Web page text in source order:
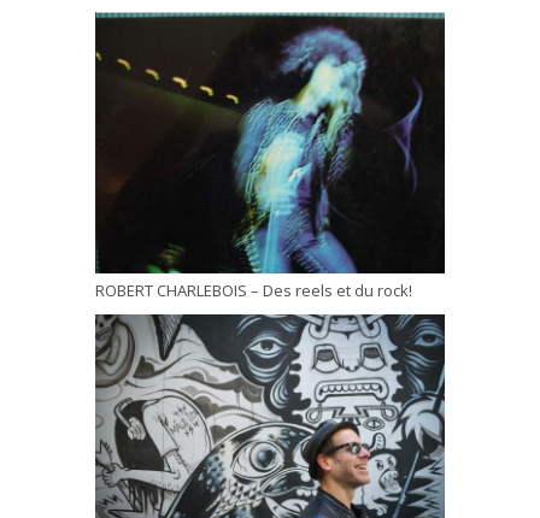
ROBERT CHARLEBOIS – Des reels et du rock!